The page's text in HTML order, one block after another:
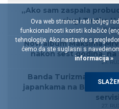
„Ako sam zaspala
singl Tvrtka
30.
Novi album Maksima
nakon šest godina, na
27.
Banda Turizma: Album
japankama na Biokovu“
27.
Ova web stranica radi boljeg
funkcionalnosti koristi kolačiće
tehnologije. Ako nastavite s
ćemo da ste suglasni s
informacija »